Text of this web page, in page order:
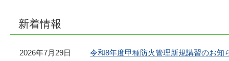
新着情報
2026年7月29日 令和8年度甲種防火管理新規講習のお知